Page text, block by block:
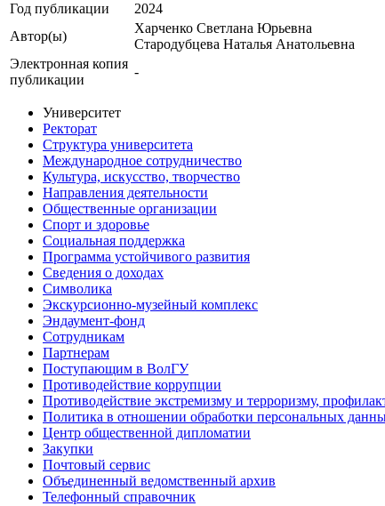
Год публикации
2024
Автор(ы)
Харченко Светлана Юрьевна
Стародубцева Наталья Анатольевна
Электронная копия
публикации
-
Университет
Ректорат
Структура университета
Международное сотрудничество
Культура, искусство, творчество
Направления деятельности
Общественные организации
Спорт и здоровье
Социальная поддержка
Программа устойчивого развития
Сведения о доходах
Символика
Экскурсионно-музейный комплекс
Эндаумент-фонд
Сотрудникам
Партнерам
Поступающим в ВолГУ
Противодействие коррупции
Противодействие экстремизму и терроризму,
Политика в отношении обработки персональных
Центр общественной дипломатии
Закупки
Почтовый сервис
Объединенный ведомственный архив
Телефонный справочник